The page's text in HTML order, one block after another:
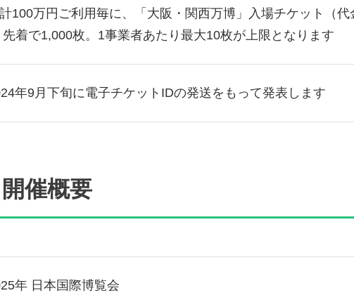
100万円ご利用毎に、「大阪・関西万博」入場チケット（
先着で1,000枚。1事業者あたり最大10枚が上限となります
年9月下旬に電子チケットIDの発送をもって発表します
催概要
年 日本国際博覧会